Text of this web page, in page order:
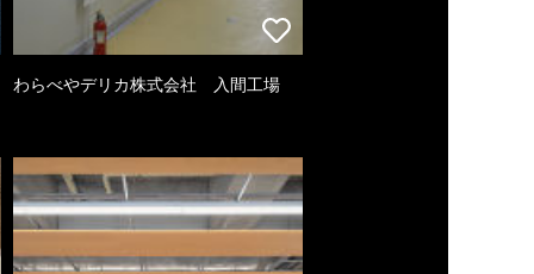
わらべやデリカ株式会社 入間工場